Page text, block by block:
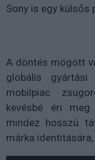
Sony is egy külsős
A döntés mögött
globális
mobilpiac
kevésbé éri
mindez hosszú
márka